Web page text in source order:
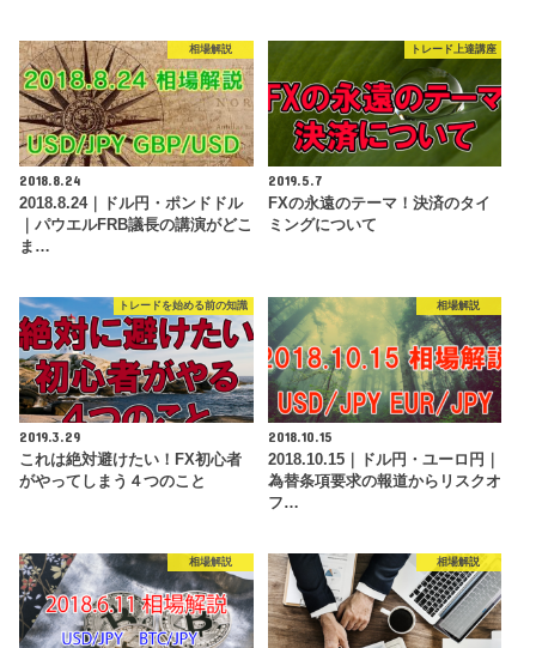
相場解説
2018.8.24
2018.8.24｜ドル円・ポンドドル
｜パウエルFRB議長の講演がどこ
ま…
トレード上達講座
2019.5.7
FXの永遠のテーマ！決済のタイ
ミングについて
トレードを始める前の知識
2019.3.29
これは絶対避けたい！FX初心者
がやってしまう４つのこと
相場解説
2018.10.15
2018.10.15｜ドル円・ユーロ円｜
為替条項要求の報道からリスクオ
フ…
相場解説 相場解説